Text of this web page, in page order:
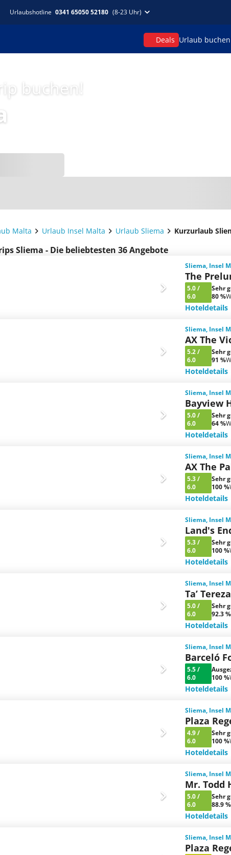
Urlaubshotline 0341 65050 52180 (8-23 Uhr)
Deals Urlaub buchen
buchen!
Malta Urlaub Insel Malta Urlaub Sliema Kurzurlaub
Sliema - Die beliebtesten 36 Angebote
Sliema, Insel
The
5.0/
6.0
Sehr
80 %
Hoteldetails
Sliema, Insel
AX The
5.2/
6.0
Sehr
91 %
Hoteldetails
Sliema, Insel
Bayview
5.0/
6.0
Sehr
64 %
Hoteldetails
Sliema, Insel
AX The
5.3/
6.0
Sehr
100 %
Hoteldetails
Sliema, Insel
Land's
5.3/
6.0
Sehr
100 %
Hoteldetails
Sliema, Insel
Ta’
5.0/
6.0
Sehr
92.3 %
Hoteldetails
Sliema, Insel
Barceló
5.5/
6.0
100 %
Hoteldetails
Sliema, Insel
Plaza
4.9/
6.0
Sehr
100 %
Hoteldetails
Sliema, Insel
Mr. Todd
5.0/
6.0
Sehr
88.9 %
Hoteldetails
Sliema, Insel
Plaza